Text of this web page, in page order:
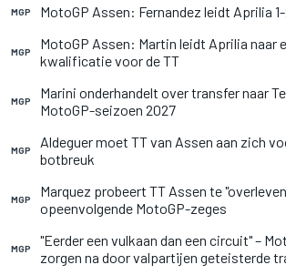
MGP MotoGP Assen: Fernandez leidt Aprilia
MGP
MotoGP Assen: Martin leidt Aprilia naar
kwalificatie voor de TT
MGP
Marini onderhandelt over transfer naar
MotoGP-seizoen 2027
MGP
Aldeguer moet TT van Assen aan zich
botbreuk
MGP
Marquez probeert TT Assen te
opeenvolgende MotoGP-zeges
MGP
"Eerder een vulkaan dan een circuit" –
zorgen na door valpartijen geteisterde